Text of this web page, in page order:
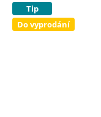
Tip
Do vyprodání